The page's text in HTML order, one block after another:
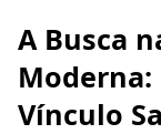
A Busca
Moderna:
Vínculo